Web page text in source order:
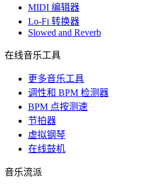
MIDI 编辑器
Lo-Fi 转换器
Slowed and Reverb
在线音乐工具
更多音乐工具
调性和 BPM 检测器
BPM 点按测速
节拍器
虚拟钢琴
在线鼓机
音乐流派